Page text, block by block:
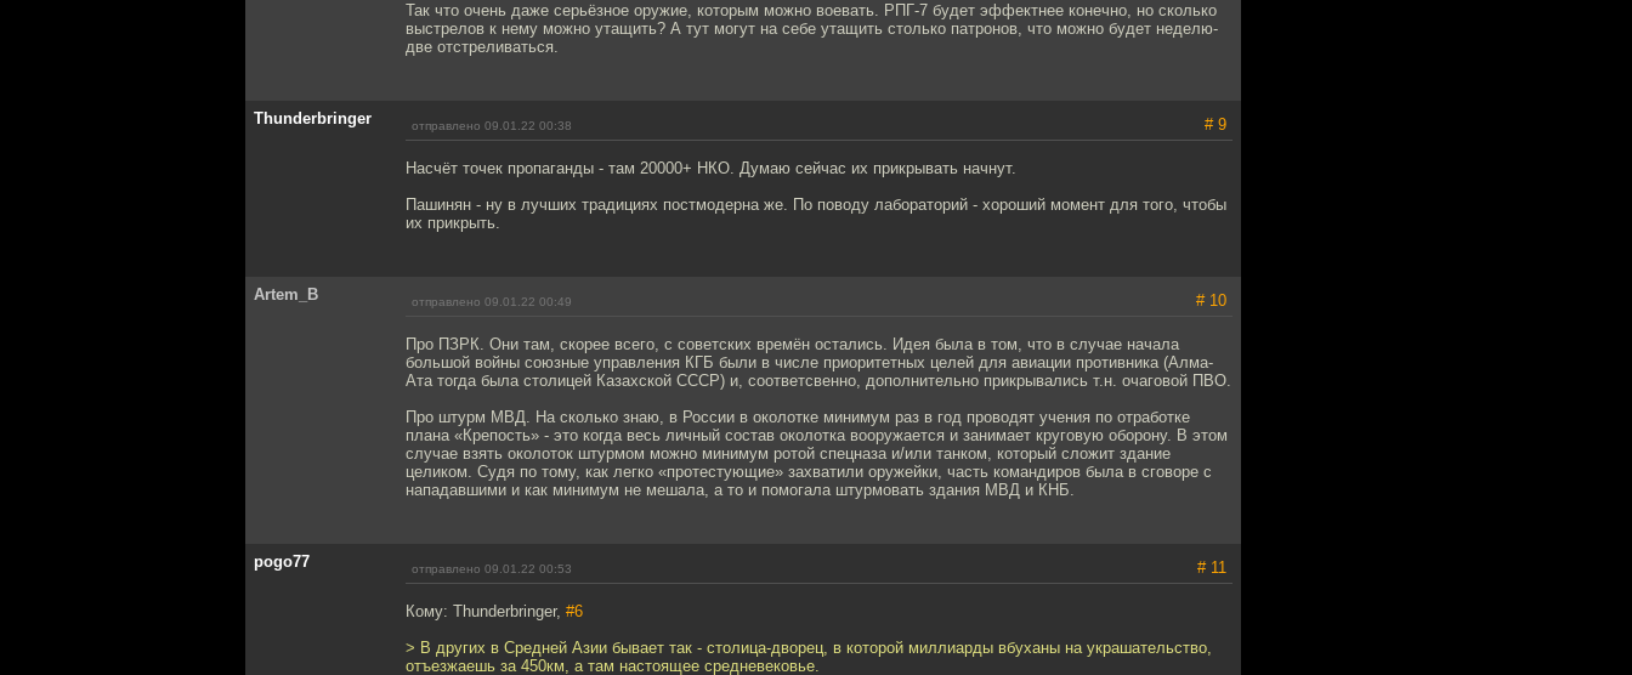
Так что очень даже серьёзное оружие, которым можно воевать. РПГ-7 будет эффектнее конечно, но сколько
выстрелов к нему можно утащить? А тут могут на себе утащить столько патронов, что можно будет неделю-
две отстреливаться.
Thunderbringer отправлено 09.01.22 00:38 # 9
Насчёт точек пропаганды - там 20000+ НКО. Думаю сейчас их прикрывать начнут.
Пашинян - ну в лучших традициях постмодерна же. По поводу лабораторий - хороший момент для того, чтобы
их прикрыть.
Artem_B отправлено 09.01.22 00:49 # 10
Про ПЗРК. Они там, скорее всего, с советских времён остались. Идея была в том, что в случае начала
большой войны союзные управления КГБ были в числе приоритетных целей для авиации противника (Алма-
Ата тогда была столицей Казахской СССР) и, соответсвенно, дополнительно прикрывались т.н. очаговой ПВО.
Про штурм МВД. На сколько знаю, в России в околотке минимум раз в год проводят учения по отработке
плана «Крепость» - это когда весь личный состав околотка вооружается и занимает круговую оборону. В этом
случае взять околоток штурмом можно минимум ротой спецназа и/или танком, который сложит здание
целиком. Судя по тому, как легко «протестующие» захватили оружейки, часть командиров была в сговоре с
нападавшими и как минимум не мешала, а то и помогала штурмовать здания МВД и КНБ.
pogo77 отправлено 09.01.22 00:53 # 11
Кому: Thunderbringer, #6
> В других в Средней Азии бывает так - столица-дворец, в которой миллиарды вбуханы на украшательство,
отъезжаешь за 450км, а там настоящее средневековье.